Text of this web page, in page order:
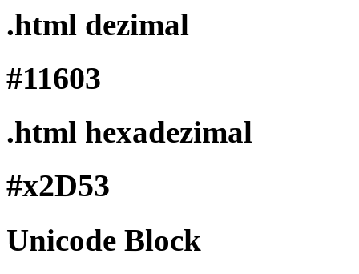
.html dezimal
#11603
.html hexadezimal
#x2D53
Unicode Block